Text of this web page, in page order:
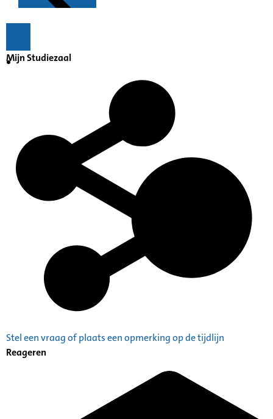
Mijn Studiezaal
Stel een vraag of plaats een opmerking op de tijdlijn
Reageren